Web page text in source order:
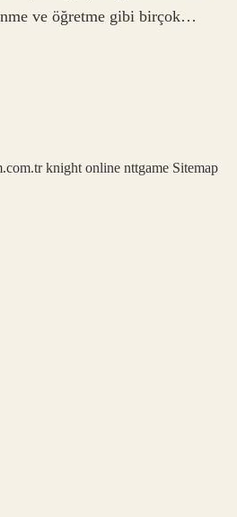
ve öğretme gibi birçok…
knight online nttgame Sitemap